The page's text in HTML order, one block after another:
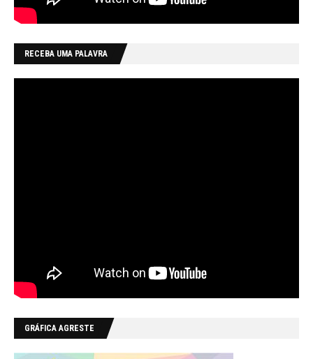
RECEBA UMA PALAVRA
GRÁFICA AGRESTE